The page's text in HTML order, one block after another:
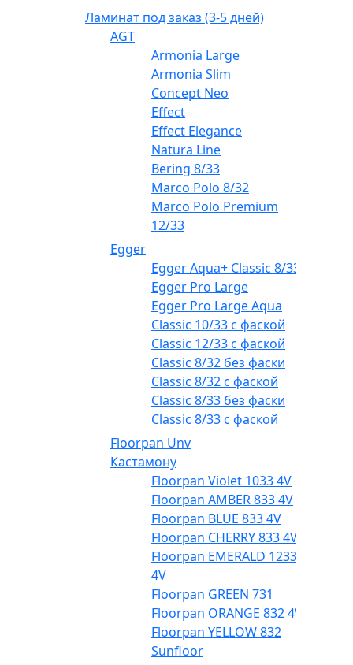
Ламинат под заказ (3-5 дней)
AGT
Armonia Large
Armonia Slim
Concept Neo
Effect
Effect Elegance
Natura Line
Bering 8/33
Marco Polo 8/32
Marco Polo Premium
12/33
Egger
Egger Aqua+ Classic 8/33
Egger Pro Large
Egger Pro Large Aqua
Classic 10/33 с фаской
Classic 12/33 с фаской
Classic 8/32 без фаски
Classic 8/32 с фаской
Classic 8/33 без фаски
Classic 8/33 с фаской
Floorpan Unv
Кастамону
Floorpan Violet 1033 4V
Floorpan AMBER 833 4V
Floorpan BLUE 833 4V
Floorpan CHERRY 833 4V
Floorpan EMERALD 1233
4V
Floorpan GREEN 731
Floorpan ORANGE 832 4V
Floorpan YELLOW 832
Sunfloor